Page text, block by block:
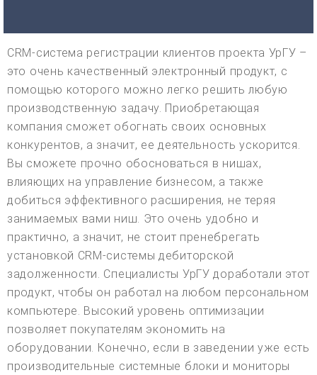
CRM-система регистрации клиентов проекта УрГУ –
это очень качественный электронный продукт, с
помощью которого можно легко решить любую
производственную задачу. Приобретающая
компания сможет обогнать своих основных
конкурентов, а значит, ее деятельность ускорится.
Вы сможете прочно обосноваться в нишах,
влияющих на управление бизнесом, а также
добиться эффективного расширения, не теряя
занимаемых вами ниш. Это очень удобно и
практично, а значит, не стоит пренебрегать
установкой CRM-системы дебиторской
задолженности. Специалисты УрГУ доработали этот
продукт, чтобы он работал на любом персональном
компьютере. Высокий уровень оптимизации
позволяет покупателям экономить на
оборудовании. Конечно, если в заведении уже есть
производительные системные блоки и мониторы